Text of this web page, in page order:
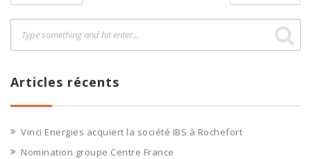
Articles récents
Vinci Energies acquiert la société IBS à Rochefort
Nomination groupe Centre France